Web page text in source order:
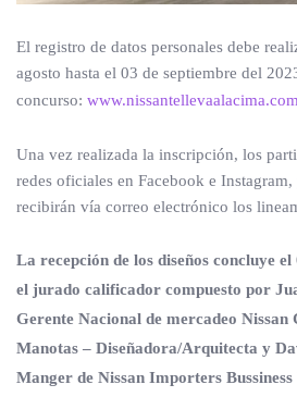
El registro de datos personales debe
agosto hasta el 03 de septiembre del
concurso: www.nissantellevaalacima.com
Una vez realizada la inscripción, los
redes oficiales en Facebook e
recibirán vía correo electrónico los
La recepción de los diseños concluye
el jurado calificador compuesto por
Gerente Nacional de mercadeo
Manotas – Diseñadora/Arquitecta y
Manger de Nissan Importers